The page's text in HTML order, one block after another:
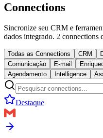
Connections
Sincronize seu CRM e
dados integrado. 2 connections
Todas as Connections CRM
Comunicação
E-mail
Agendamento
Intelligence
Destaque